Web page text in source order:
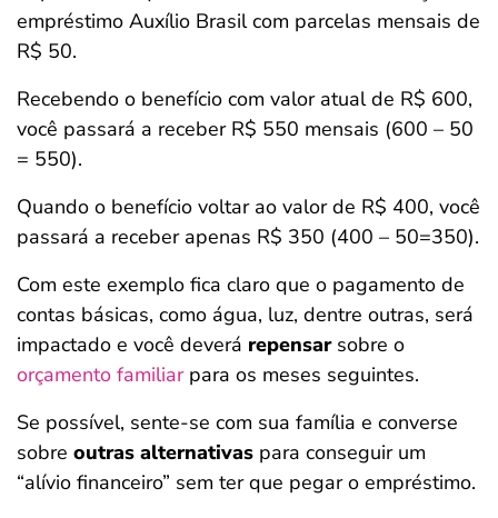
empréstimo Auxílio Brasil com parcelas mensais de
R$ 50.
Recebendo o benefício com valor atual de R$ 600,
você passará a receber R$ 550 mensais (600 – 50
= 550).
Quando o benefício voltar ao valor de R$ 400, você
passará a receber apenas R$ 350 (400 – 50=350).
Com este exemplo fica claro que o pagamento de
contas básicas, como água, luz, dentre outras, será
impactado e você deverá repensarsobre o
orçamento familiarpara os meses seguintes.
Se possível, sente-se com sua família e converse
sobre outras alternativas para conseguir um
“alívio financeiro” sem ter que pegar o empréstimo.